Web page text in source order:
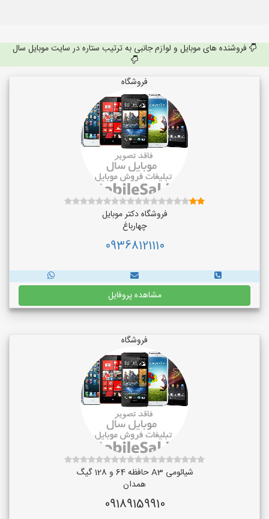
فروشنده های موبایل و لوازم جانبی به ترتیب ستاره در سایت موبایل سال
فروشگاه
فروشگاه دکتر موبایل
چهارباغ
09368121110
مشاهده پروفایل
فروشگاه
شیائومی A3 حافظه 64 و 128 گیگ
همدان
09189159910